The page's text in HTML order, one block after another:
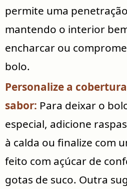
permite uma
mantendo o interior
encharcar ou
bolo.
Personalize a
sabor: Para deixar o
especial, adicione
à calda ou finalize com
feito com açúcar de
gotas de suco. Outra